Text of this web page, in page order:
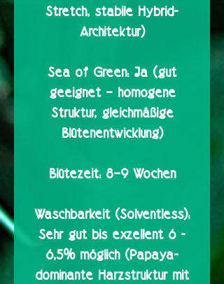
Stretch, stabile Hybrid-
Architektur)
Sea of Green: Ja (gut
geeignet – homogene
Struktur, gleichmäßige
Blütenentwicklung)
Blütezeit:8–9 Wochen
Waschbarkeit (Solventless):
Sehr gut bis exzellent 6 -
6,5% möglich (Papaya-
dominante Harzstruktur mit